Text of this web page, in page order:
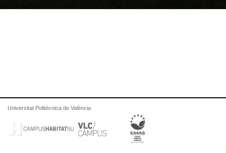
Universitat Politècnica de València